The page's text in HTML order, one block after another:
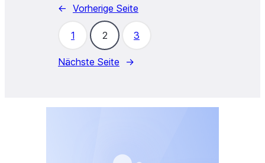
← Vorherige Seite
1 2 3
Nächste Seite →